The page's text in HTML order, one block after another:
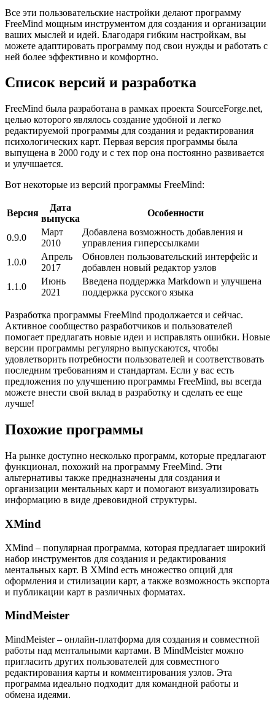
Все эти пользовательские настройки делают программу
FreeMind мощным инструментом для создания и организации
ваших мыслей и идей. Благодаря гибким настройкам, вы
можете адаптировать программу под свои нужды и работать с
ней более эффективно и комфортно.
Список версий и разработка
FreeMind была разработана в рамках проекта SourceForge.net,
целью которого являлось создание удобной и легко
редактируемой программы для создания и редактирования
психологических карт. Первая версия программы была
выпущена в 2000 году и с тех пор она постоянно развивается
и улучшается.
Вот некоторые из версий программы FreeMind:
Версия
Дата
выпуска
Особенности
0.9.0
Март
2010
Добавлена возможность добавления и
управления гиперссылками
1.0.0
Апрель
2017
Обновлен пользовательский интерфейс и
добавлен новый редактор узлов
1.1.0
Июнь
2021
Введена поддержка Markdown и улучшена
поддержка русского языка
Разработка программы FreeMind продолжается и сейчас.
Активное сообщество разработчиков и пользователей
помогает предлагать новые идеи и исправлять ошибки. Новые
версии программы регулярно выпускаются, чтобы
удовлетворить потребности пользователей и соответствовать
последним требованиям и стандартам. Если у вас есть
предложения по улучшению программы FreeMind, вы всегда
можете внести свой вклад в разработку и сделать ее еще
лучше!
Похожие программы
На рынке доступно несколько программ, которые предлагают
функционал, похожий на программу FreeMind. Эти
альтернативы также предназначены для создания и
организации ментальных карт и помогают визуализировать
информацию в виде древовидной структуры.
XMind
XMind – популярная программа, которая предлагает широкий
набор инструментов для создания и редактирования
ментальных карт. В XMind есть множество опций для
оформления и стилизации карт, а также возможность экспорта
и публикации карт в различных форматах.
MindMeister
MindMeister – онлайн-платформа для создания и совместной
работы над ментальными картами. В MindMeister можно
пригласить других пользователей для совместного
редактирования карты и комментирования узлов. Эта
программа идеально подходит для командной работы и
обмена идеями.